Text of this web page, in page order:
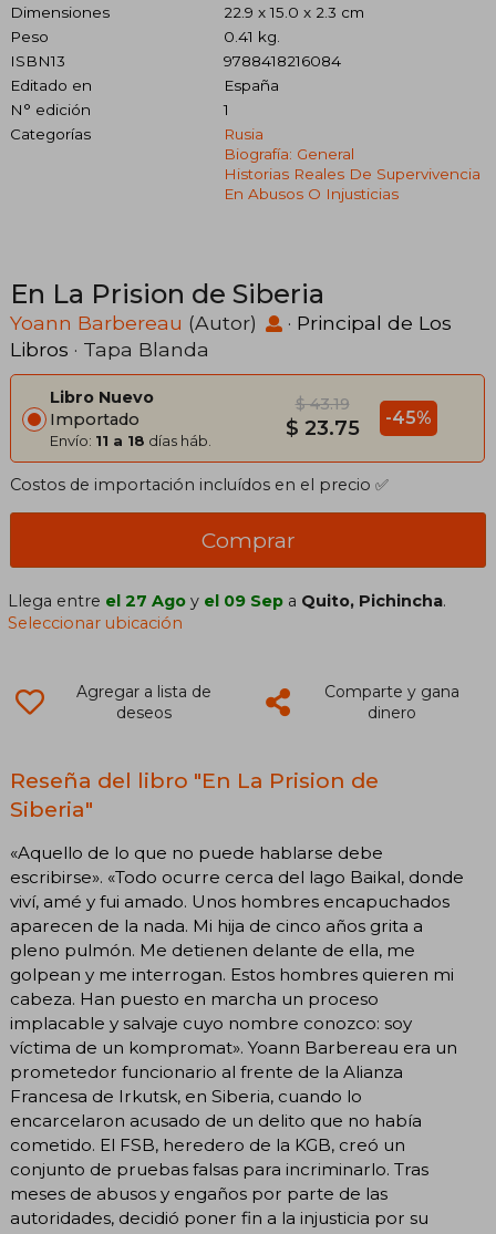
Dimensiones
22.9 x 15.0 x 2.3 cm
Peso
0.41 kg.
ISBN13
9788418216084
Editado en
España
N° edición
1
Categorías
Rusia
Biografía: General
Historias Reales De Supervivencia
En Abusos O Injusticias
En La Prision de Siberia
Yoann Barbereau (Autor) · Principal de Los
Libros · Tapa Blanda
Libro Nuevo
Importado
Envío: 11 a 18 días háb.
$ 43.19
$ 23.75 -45%
Costos de importación incluídos en el precio ✅
Comprar
Llega entre el 27 Ago y el 09 Sep a Quito, Pichincha.
Seleccionar ubicación
Agregar a lista de
deseos
Comparte y gana
dinero
Reseña del libro "En La Prision de
Siberia"
«Aquello de lo que no puede hablarse debe
escribirse». «Todo ocurre cerca del lago Baikal, donde
viví, amé y fui amado. Unos hombres encapuchados
aparecen de la nada. Mi hija de cinco años grita a
pleno pulmón. Me detienen delante de ella, me
golpean y me interrogan. Estos hombres quieren mi
cabeza. Han puesto en marcha un proceso
implacable y salvaje cuyo nombre conozco: soy
víctima de un kompromat». Yoann Barbereau era un
prometedor funcionario al frente de la Alianza
Francesa de Irkutsk, en Siberia, cuando lo
encarcelaron acusado de un delito que no había
cometido. El FSB, heredero de la KGB, creó un
conjunto de pruebas falsas para incriminarlo. Tras
meses de abusos y engaños por parte de las
autoridades, decidió poner fin a la injusticia por su